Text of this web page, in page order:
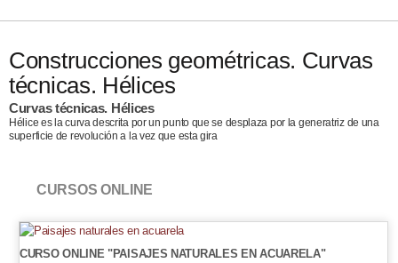
Construcciones geométricas. Curvas
técnicas. Hélices
Curvas técnicas. Hélices
Hélice es la curva descrita por un punto que se desplaza por la generatriz de una
superficie de revolución a la vez que esta gira
CURSOS ONLINE
CURSO ONLINE "PAISAJES NATURALES EN ACUARELA"